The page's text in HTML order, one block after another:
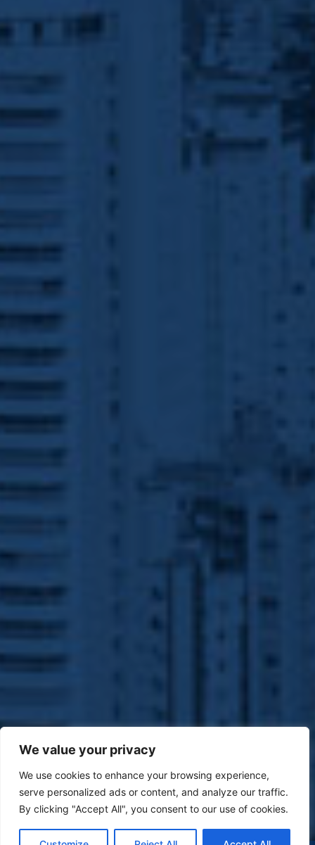
We value your privacy
We use cookies to enhance your browsing experience,
serve personalized ads or content, and analyze our traffic.
By clicking "Accept All", you consent to our use of cookies.